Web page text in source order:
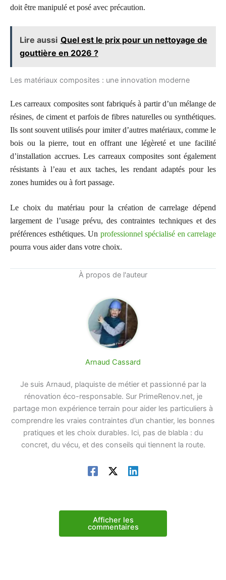
doit être manipulé et posé avec précaution.
Lire aussi Quel est le prix pour un nettoyage de
gouttière en 2026 ?
Les matériaux composites : une innovation moderne
Les carreaux composites sont fabriqués à partir d’un mélange de
résines, de ciment et parfois de fibres naturelles ou synthétiques.
Ils sont souvent utilisés pour imiter d’autres matériaux, comme le
bois ou la pierre, tout en offrant une légèreté et une facilité
d’installation accrues. Les carreaux composites sont également
résistants à l’eau et aux taches, les rendant adaptés pour les
zones humides ou à fort passage.
Le choix du matériau pour la création de carrelage dépend
largement de l’usage prévu, des contraintes techniques et des
préférences esthétiques. Un professionnel spécialisé en carrelage
pourra vous aider dans votre choix.
À propos de l'auteur
Arnaud Cassard
Je suis Arnaud, plaquiste de métier et passionné par la
rénovation éco-responsable. Sur PrimeRenov.net, je
partage mon expérience terrain pour aider les particuliers à
comprendre les vraies contraintes d’un chantier, les bonnes
pratiques et les choix durables. Ici, pas de blabla : du
concret, du vécu, et des conseils qui tiennent la route.
Afficher les
commentaires